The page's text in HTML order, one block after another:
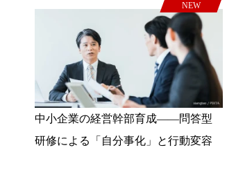
NEW
中小企業の経営幹部育成――問答型
研修による「自分事化」と行動変容